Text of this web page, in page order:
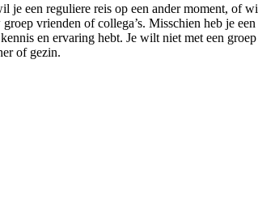
je een reguliere reis op een ander moment, of
vrienden of collega’s. Misschien heb je
en ervaring hebt. Je wilt niet met een
of gezin.